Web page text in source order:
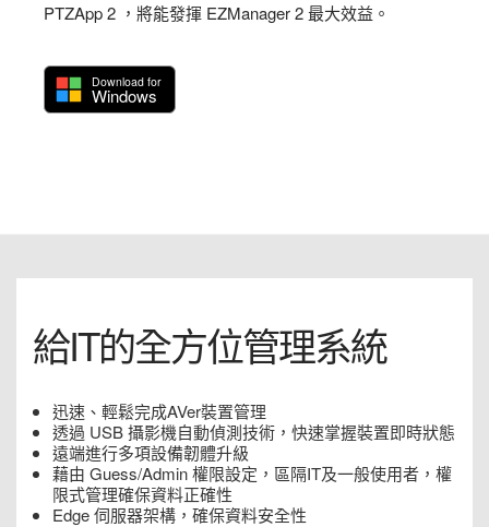
PTZApp 2 ，將能發揮 EZManager 2 最大效益。
Download for
Windows
給IT的全方位管理系統
迅速、輕鬆完成AVer裝置管理
透過 USB 攝影機自動偵測技術，快速掌握裝置即時狀態
遠端進行多項設備韌體升級
藉由 Guess/Admin 權限設定，區隔IT及一般使用者，權
限式管理確保資料正確性
Edge 伺服器架構，確保資料安全性